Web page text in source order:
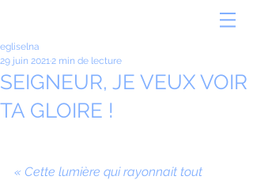
SEIGNEUR, JE VEUX VOIR
TA GLOIRE !
egliselna
29 juin 20212 min de lecture
« Cette lumière qui rayonnait tout